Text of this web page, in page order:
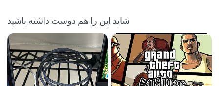
شاید این را هم دوست داشته باشید